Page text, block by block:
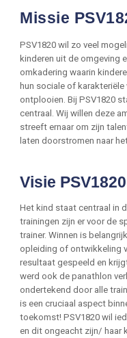
Missie
PSV1820 wil zo veel
kinderen uit de omgeving
omkadering waarin
hun sociale of
ontplooien. Bij PSV1820
centraal. Wij willen deze
streeft ernaar om zijn
laten doorstromen naar
Visie PSV1820
Het kind staat centraal in
trainingen zijn er voor de
trainer. Winnen is
opleiding of ontwikkeling
resultaat gespeeld en
werd ook de panathlon
ondertekend door alle
is een cruciaal aspect
toekomst! PSV1820 wil
en dit ongeacht zijn/ haar